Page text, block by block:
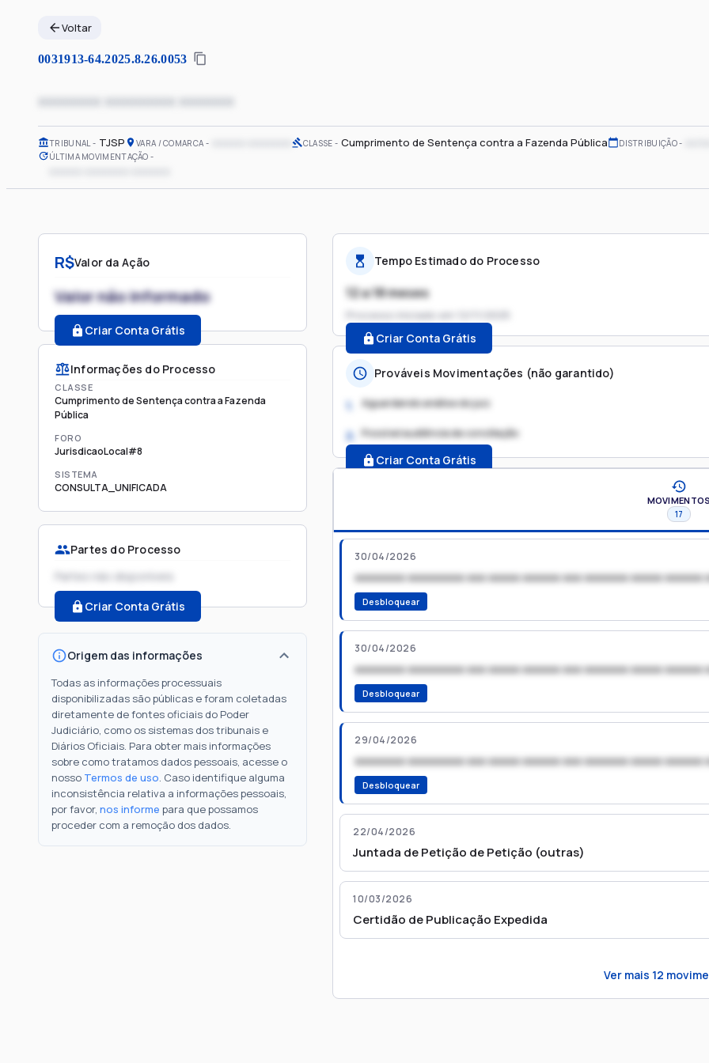
Voltar
0031913-64.2025.8.26.0053
xxxxxxxx xxxxxxxxx xxxxxxx
TRIBUNAL TJSP VARA / COMARCA CLASSE Cumprimento de Sentença contra a Fazenda Pública DISTRIBUIÇÃO
ÚLTIMA MOVIMENTAÇÃO
R$Valor da Ação
Valor não informado
Criar Conta Grátis
Informações do Processo
CLASSE
Cumprimento de Sentença contra a Fazenda
Pública
FORO
JurisdicaoLocal#8
SISTEMA
CONSULTA_UNIFICADA
Partes do Processo
Partes não disponíveis
Criar Conta Grátis
Origem das informações
Todas as informações processuais
disponibilizadas são públicas e foram coletadas
diretamente de fontes oficiais do Poder
Judiciário, como os sistemas dos tribunais e
Diários Oficiais. Para obter mais informações
sobre como tratamos dados pessoais, acesse o
nosso Termos de uso. Caso identifique alguma
inconsistência relativa a informações pessoais,
por favor, nos informe para que possamos
proceder com a remoção dos dados.
Tempo Estimado do Processo
12 a 18 meses
Processo iniciado em
Criar Conta Grátis
Prováveis Movimentações (não garantido)
1. Aguardando análise do juiz
2. Possível audiência de conciliação
Criar Conta Grátis
MOVIMENTOS
17
30/04/2026
xxxxxxxx xxxxxxxxx xxx xxxxx xxxxxx xxx xxxxxxx xxxxx xxxxxx
Desbloquear
30/04/2026
xxxxxxxx xxxxxxxxx xxx xxxxx xxxxxx xxx xxxxxxx xxxxx xxxxxx
Desbloquear
29/04/2026
xxxxxxxx xxxxxxxxx xxx xxxxx xxxxxx xxx xxxxxxx xxxxx xxxxxx
Desbloquear
22/04/2026
Juntada de Petição de Petição (outras)
10/03/2026
Certidão de Publicação Expedida
Ver mais 12